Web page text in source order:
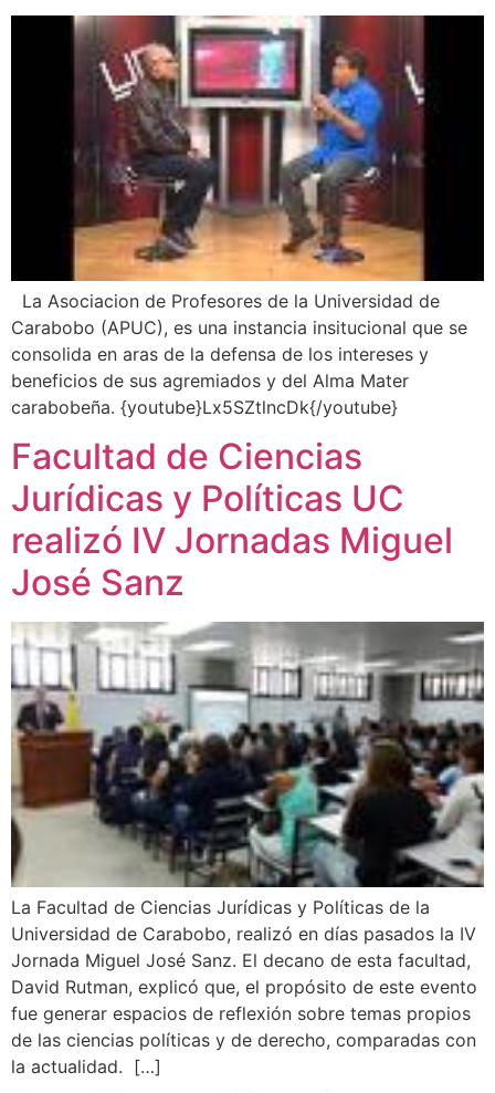
La Asociacion de Profesores de la Universidad de
Carabobo (APUC), es una instancia insitucional que se
consolida en aras de la defensa de los intereses y
beneficios de sus agremiados y del Alma Mater
carabobeña. {youtube}Lx5SZtlncDk{/youtube}
Facultad de Ciencias
Jurídicas y Políticas UC
realizó IV Jornadas Miguel
José Sanz
La Facultad de Ciencias Jurídicas y Políticas de la
Universidad de Carabobo, realizó en días pasados la IV
Jornada Miguel José Sanz. El decano de esta facultad,
David Rutman, explicó que, el propósito de este evento
fue generar espacios de reflexión sobre temas propios
de las ciencias políticas y de derecho, comparadas con
la actualidad. […]